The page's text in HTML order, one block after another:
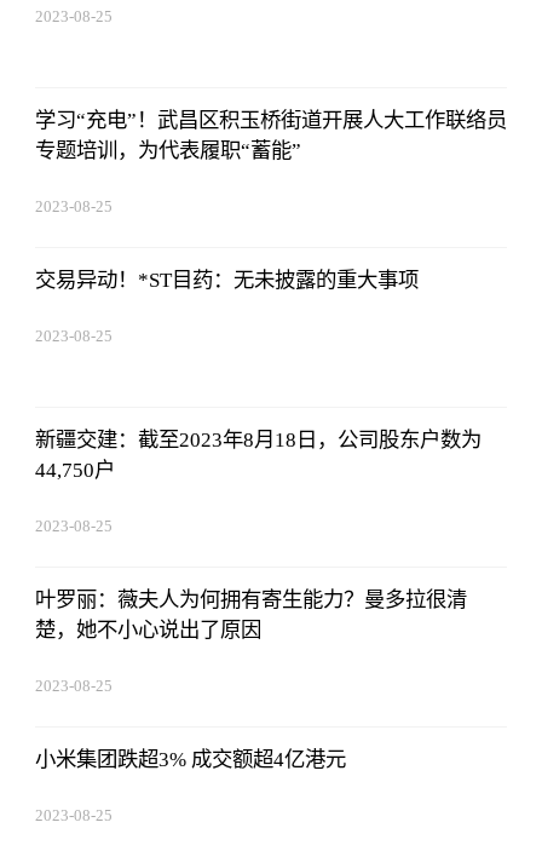
2023-08-25
学习“充电”！武昌区积玉桥街道开展人大工作联络员
专题培训，为代表履职“蓄能”
2023-08-25
交易异动！*ST目药：无未披露的重大事项
2023-08-25
新疆交建：截至2023年8月18日，公司股东户数为
44,750户
2023-08-25
叶罗丽：薇夫人为何拥有寄生能力？曼多拉很清
楚，她不小心说出了原因
2023-08-25
小米集团跌超3% 成交额超4亿港元
2023-08-25